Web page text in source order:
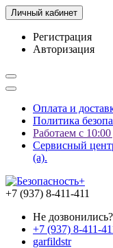
Личный кабинет
Регистрация
Авторизация
Оплата и
Политика
Работаем с
Сервисный
(а).
+7 (937) 8-411-411
Не
+7 (937) 8-411-
garfildstr